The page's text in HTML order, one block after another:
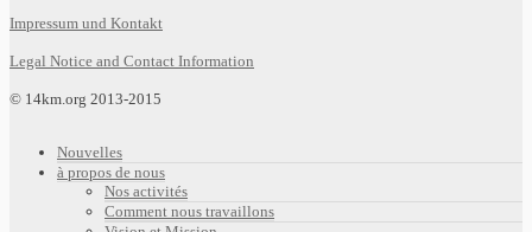
Impressum und Kontakt
Legal Notice and Contact Information
© 14km.org 2013-2015
Nouvelles
à propos de nous
Nos activités
Comment nous travaillons